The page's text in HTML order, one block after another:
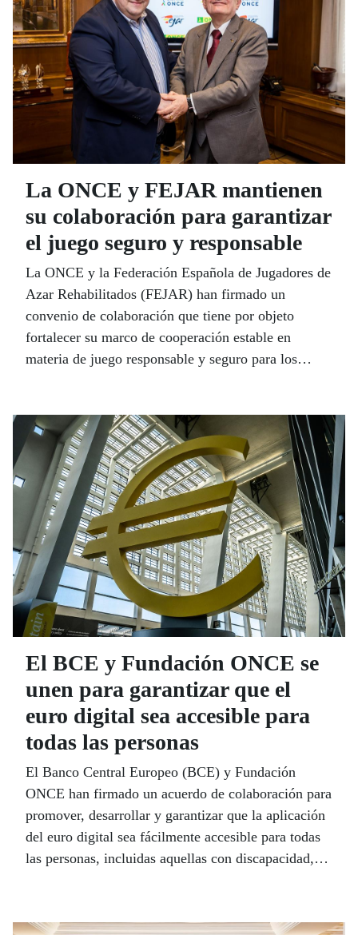
La ONCE y FEJAR mantienen
su colaboración para garantizar
el juego seguro y responsable
La ONCE y la Federación Española de Jugadores de
Azar Rehabilitados (FEJAR) han firmado un
convenio de colaboración que tiene por objeto
fortalecer su marco de cooperación estable en
materia de juego responsable y seguro para los
El BCE y Fundación ONCE se
unen para garantizar que el
euro digital sea accesible para
todas las personas
El Banco Central Europeo (BCE) y Fundación
ONCE han firmado un acuerdo de colaboración para
promover, desarrollar y garantizar que la aplicación
del euro digital sea fácilmente accesible para todas
las personas, incluidas aquellas con discapacidad,